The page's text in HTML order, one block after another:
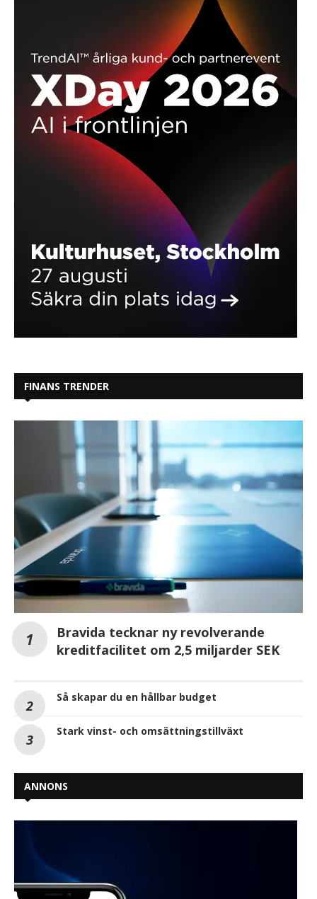
FINANS TRENDER
Bravida tecknar ny revolverande
kreditfacilitet om 2,5 miljarder SEK
Så skapar du en hållbar budget
Stark vinst- och omsättningstillväxt
ANNONS